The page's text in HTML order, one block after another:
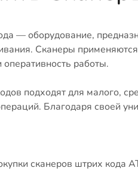
— оборудование,
Сканеры
работы.
подходят для малого,
Благодаря своей
сканеров штрих кода